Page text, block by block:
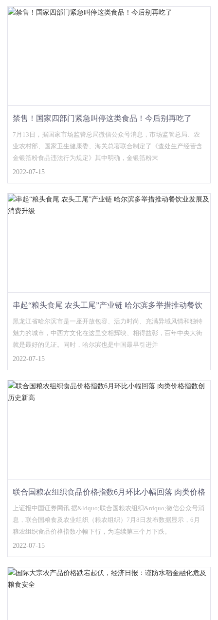
禁售！国家四部门紧急叫停这类食品！今后别再吃了
7月13日，据国家市场监管总局微信公众号消息，市场监管总局、农
业农村部、国家卫生健康委、海关总署联合制定了《查处生产经营含
金银箔粉食品违法行为规定》其中明确，金银箔粉末
2022-07-15
串起“粮头食尾 农头工尾”产业链 哈尔滨多举措推动餐饮
业发展及消费升级
黑龙江省哈尔滨市是一座开放包容、活力时尚、充满异域风情和独特
魅力的城市，中西方文化在这里交相辉映、相得益彰，百年中央大街
就是最好的见证。同时，哈尔滨也是中国最早引进并
2022-07-15
联合国粮农组织食品价格指数6月环比小幅回落 肉类价格
指数创历史新高
上证报中国证券网讯 据&ldquo;联合国粮农组织&rdquo;微信公众号消
息，联合国粮食及农业组织（粮农组织）7月8日发布数据显示，6月
粮农组织食品价格指数小幅下行，为连续第三个月下跌。
2022-07-15